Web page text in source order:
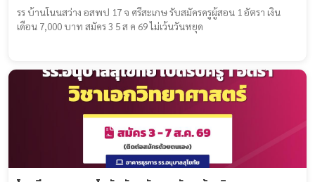
รร บ้านโนนสว่าง อสพป 17 จ ศรีสะเกษ รับสมัครครูผู้สอน 1 อัตรา เงิน
เดือน 7,000 บาท สมัคร 3 5 ส ค 69 ไม่เว้นวันหยุด